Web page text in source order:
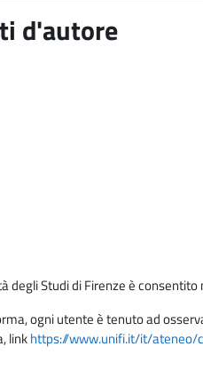
d'autore
Studi di Firenze è
ogni utente è tenuto ad
linkhttps://www.unifi.it/it/